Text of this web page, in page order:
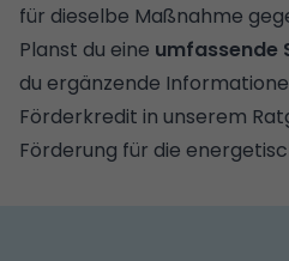
für dieselbe Maßnahme
Planst du eine umfassende
du ergänzende
Förderkredit in unserem
Förderung für die